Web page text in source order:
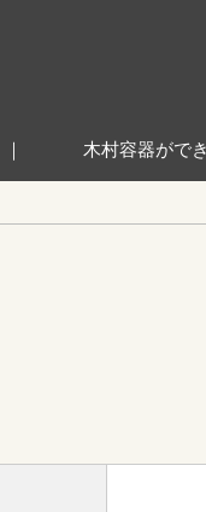
食品包
木村容器がで